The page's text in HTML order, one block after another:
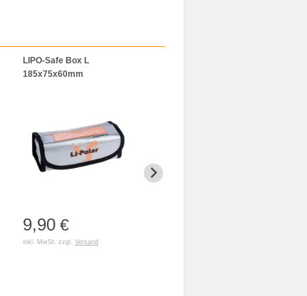
LIPO-Safe Box L
185x75x60mm
9,90 €
inkl. MwSt. zzgl. Versand